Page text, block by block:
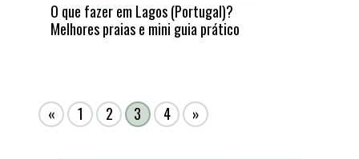
O que fazer em Lagos (Portugal)?
Melhores praias e mini guia prático
« 1 2 3 4 »